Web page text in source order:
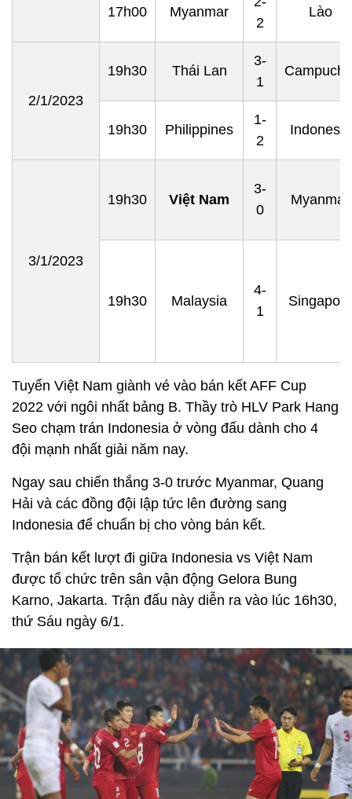
17h00 Myanmar
2
Lào
2/1/2023
19h30 Thái Lan
3-
1
19h30 Philippines
1-
2
Indonesia
3/1/2023
19h30 Việt Nam
3-
0
Myanmar
19h30 Malaysia
4-
1
Singapore
Tuyển Việt Nam giành vé vào bán kết AFF Cup
2022 với ngôi nhất bảng B. Thầy trò HLV Park Hang
Seo chạm trán Indonesia ở vòng đấu dành cho 4
đội mạnh nhất giải năm nay.
Ngay sau chiến thắng 3-0 trước Myanmar, Quang
Hải và các đồng đội lập tức lên đường sang
Indonesia để chuẩn bị cho vòng bán kết.
Trận bán kết lượt đi giữa Indonesia vs Việt Nam
được tổ chức trên sân vận động Gelora Bung
Karno, Jakarta. Trận đấu này diễn ra vào lúc 16h30,
thứ Sáu ngày 6/1.